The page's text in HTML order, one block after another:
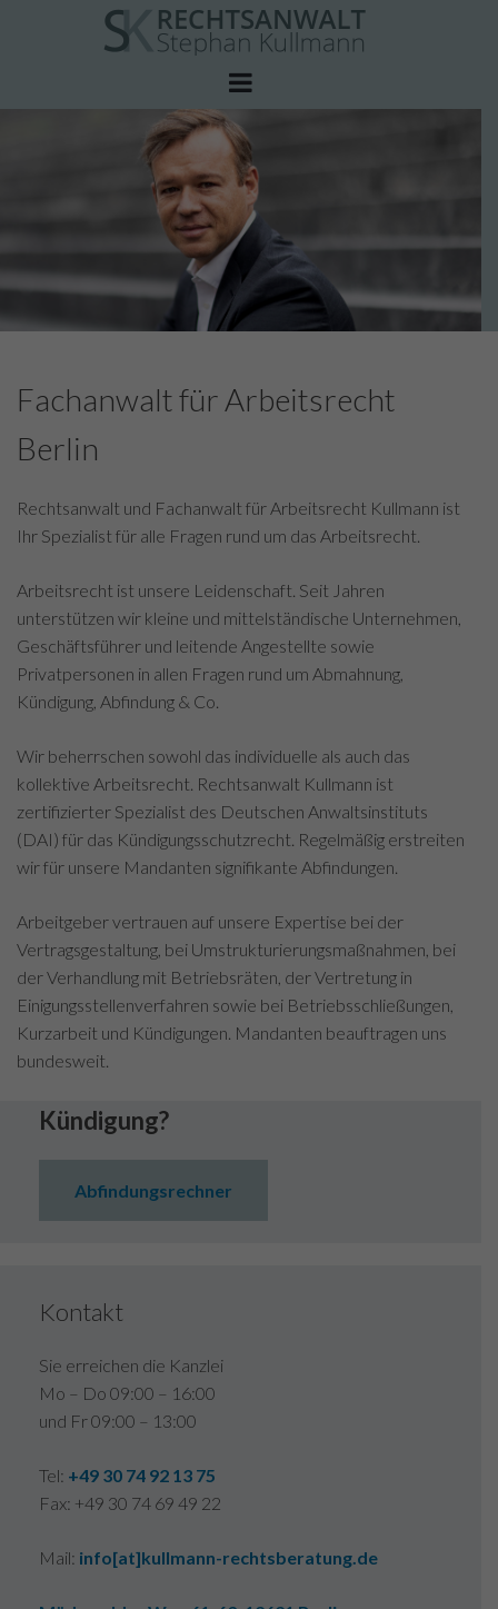
Fachanwalt für Arbeitsrecht
Berlin
Rechtsanwalt und Fachanwalt für Arbeitsrecht Kullmann ist
Ihr Spezialist für alle Fragen rund um das Arbeitsrecht.
Arbeitsrecht ist unsere Leidenschaft. Seit Jahren
unterstützen wir kleine und mittelständische Unternehmen,
Geschäftsführer und leitende Angestellte sowie
Privatpersonen in allen Fragen rund um Abmahnung,
Kündigung, Abfindung & Co.
Wir beherrschen sowohl das individuelle als auch das
kollektive Arbeitsrecht. Rechtsanwalt Kullmann ist
zertifizierter Spezialist des Deutschen Anwaltsinstituts
(DAI) für das Kündigungsschutzrecht. Regelmäßig erstreiten
wir für unsere Mandanten signifikante Abfindungen.
Arbeitgeber vertrauen auf unsere Expertise bei der
Vertragsgestaltung, bei Umstrukturierungsmaßnahmen, bei
der Verhandlung mit Betriebsräten, der Vertretung in
Einigungsstellenverfahren sowie bei Betriebsschließungen,
Kurzarbeit und Kündigungen. Mandanten beauftragen uns
bundesweit.
Kündigung?
Abfindungsrechner
Kontakt
Sie erreichen die Kanzlei
Mo – Do 09:00 – 16:00
und Fr 09:00 – 13:00
Tel: +49 30 74 92 13 75
Fax: +49 30 74 69 49 22
Mail: info[at]kullmann-rechtsberatung.de